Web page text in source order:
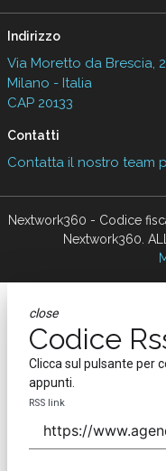
Indirizzo
Via Moretto da Brescia,
Milano - Italia
CAP 20133
Contatti
Contatta il nostro team
Nextwork360 - Codice
Nextwork360.
close
Codice
Clicca sul pulsante per
appunti.
RSS link